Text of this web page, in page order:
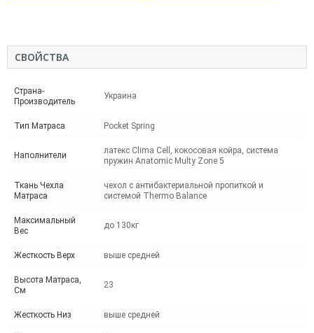
СВОЙСТВА
Страна-
Производитель
Украина
Тип Матраса Pocket Spring
Наполнители
латекс Clima Cell, кокосовая койра, система
пружин Anatomic Multy Zone 5
Ткань Чехла
Матраса
чехол с антибактериальной пропиткой и
системой Thermo Balance
Максимальный
Вес
до 130кг
Жесткость Верх выше средней
Высота Матраса,
См
23
Жесткость Низ выше средней